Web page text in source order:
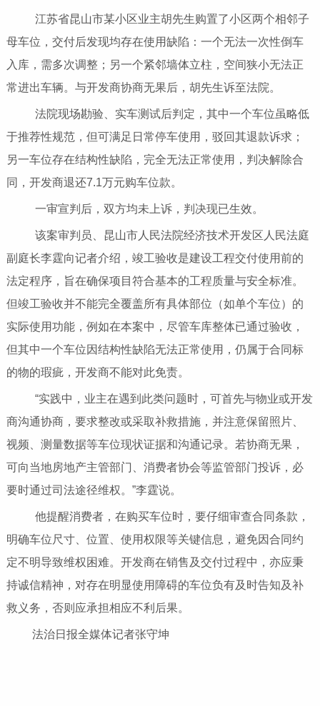
江苏省昆山市某小区业主胡先生购置了小区两个相邻子
母车位，交付后发现均存在使用缺陷：一个无法一次性倒车
入库，需多次调整；另一个紧邻墙体立柱，空间狭小无法正
常进出车辆。与开发商协商无果后，胡先生诉至法院。
法院现场勘验、实车测试后判定，其中一个车位虽略低
于推荐性规范，但可满足日常停车使用，驳回其退款诉求；
另一车位存在结构性缺陷，完全无法正常使用，判决解除合
同，开发商退还7.1万元购车位款。
一审宣判后，双方均未上诉，判决现已生效。
该案审判员、昆山市人民法院经济技术开发区人民法庭
副庭长李霆向记者介绍，竣工验收是建设工程交付使用前的
法定程序，旨在确保项目符合基本的工程质量与安全标准。
但竣工验收并不能完全覆盖所有具体部位（如单个车位）的
实际使用功能，例如在本案中，尽管车库整体已通过验收，
但其中一个车位因结构性缺陷无法正常使用，仍属于合同标
的物的瑕疵，开发商不能对此免责。
“实践中，业主在遇到此类问题时，可首先与物业或开发
商沟通协商，要求整改或采取补救措施，并注意保留照片、
视频、测量数据等车位现状证据和沟通记录。若协商无果，
可向当地房地产主管部门、消费者协会等监管部门投诉，必
要时通过司法途径维权。”李霆说。
他提醒消费者，在购买车位时，要仔细审查合同条款，
明确车位尺寸、位置、使用权限等关键信息，避免因合同约
定不明导致维权困难。开发商在销售及交付过程中，亦应秉
持诚信精神，对存在明显使用障碍的车位负有及时告知及补
救义务，否则应承担相应不利后果。
法治日报全媒体记者张守坤